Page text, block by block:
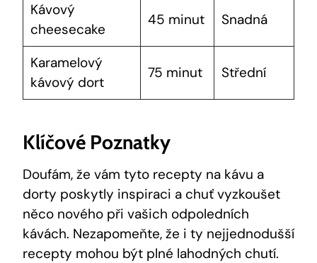
Kávový
cheesecake
45 minut Snadná
Karamelový
kávový dort
75 minut Střední
Klíčové Poznatky
Doufám, že vám tyto recepty na kávu a
dorty poskytly inspiraci a chuť vyzkoušet
něco nového při vašich odpoledních
kávách. Nezapomeňte, že i ty nejjednodušší
recepty mohou být plné lahodných chutí.